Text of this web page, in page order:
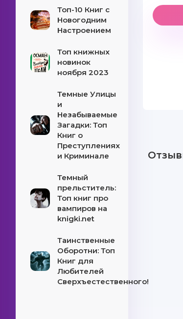
Топ-10 Книг с
Новогодним
Настроением
Топ книжных
новинок
ноября 2023
Темные Улицы
и
Незабываемые
Загадки: Топ
Книг о
Преступлениях
и Криминале
Темный
прельститель:
Топ книг про
вампиров на
knigki.net
Таинственные
Оборотни: Топ
Книг для
Любителей
Сверхъестественного!